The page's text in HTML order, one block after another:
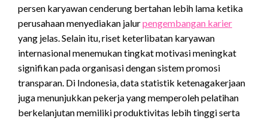
persen karyawan cenderung bertahan lebih lama ketika
perusahaan menyediakan jalurpengembangan karier
yang jelas. Selain itu, riset keterlibatan karyawan
internasional menemukan tingkat motivasi meningkat
signifikan pada organisasi dengan sistem promosi
transparan. Di Indonesia, data statistik ketenagakerjaan
juga menunjukkan pekerja yang memperoleh pelatihan
berkelanjutan memiliki produktivitas lebih tinggi serta